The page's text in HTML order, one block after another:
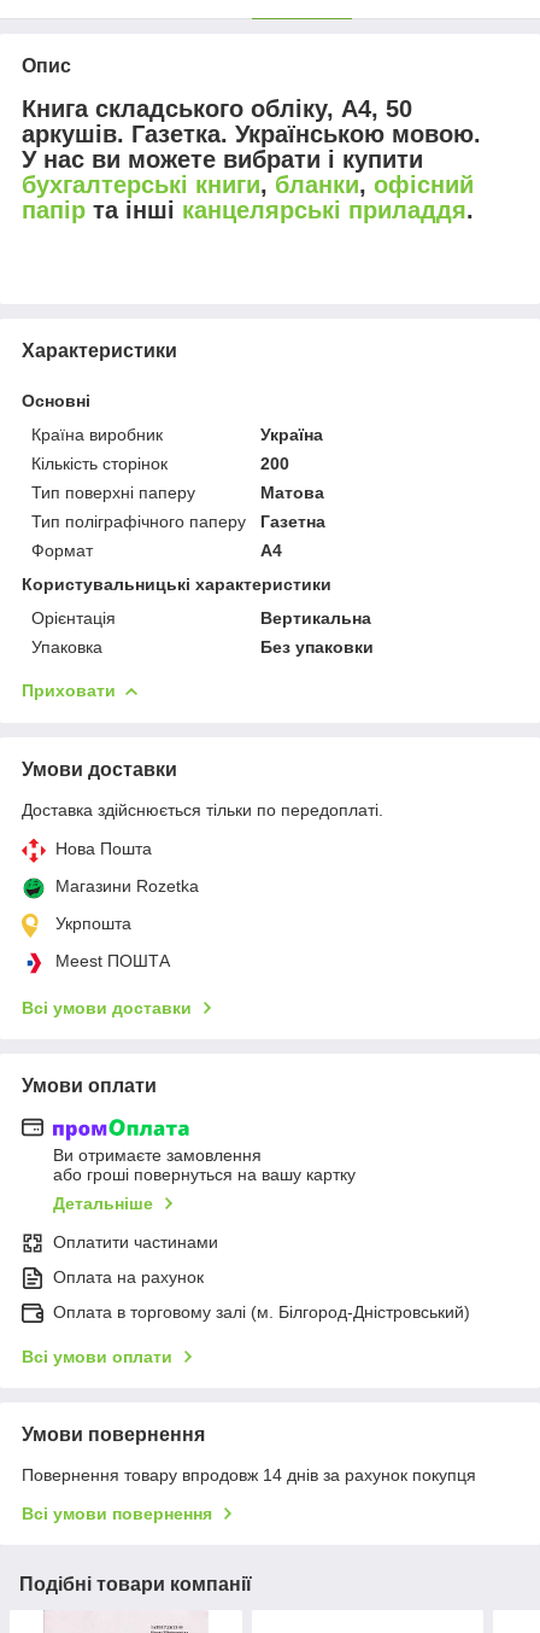
Опис
Книга складського обліку, А4, 50
аркушів. Газетка. Українською мовою.
У нас ви можете вибрати і купити
бухгалтерські книги, бланки, офісний
папір та інші канцелярські приладдя.
Характеристики
Основні
Країна виробник
Україна
Кількість сторінок
200
Тип поверхні паперу
Матова
Тип поліграфічного паперу
Газетна
Формат
A4
Користувальницькі характеристики
Орієнтація
Вертикальна
Упаковка
Без упаковки
Приховати
Умови доставки
Доставка здійснюється тільки по передоплаті.
Нова Пошта
Магазини Rozetka
Укрпошта
Meest ПОШТА
Всі умови доставки
Умови оплати
Ви отримаєте замовлення
або гроші повернуться на вашу картку
Детальніше
Оплатити частинами
Оплата на рахунок
Оплата в торговому залі (м. Білгород-Дністровський)
Всі умови оплати
Умови повернення
Повернення товару впродовж 14 днів за рахунок покупця
Всі умови повернення
Подібні товари компанії